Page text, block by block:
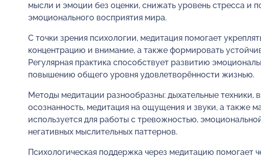
мысли и эмоции без оценки, снижать уровень стресса и
эмоционального восприятия мира.
С точки зрения психологии, медитация помогает
концентрацию и внимание, а также формировать
Регулярная практика способствует развитию
повышению общего уровня удовлетворённости жизнью.
Методы медитации разнообразны: дыхательные техники,
осознанность, медитация на ощущения и звуки, а также
используется для работы с тревожностью,
негативных мыслительных паттернов.
Психологическая поддержка через медитацию помогает